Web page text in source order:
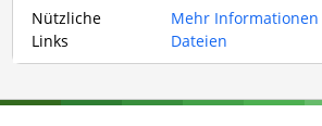
Nützliche
Links
Mehr
Dateien